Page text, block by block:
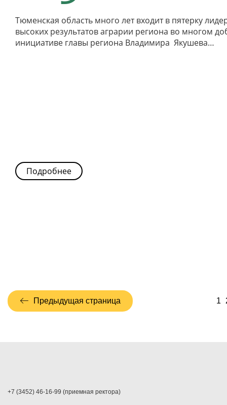
Тюменская область много лет входит в пятерку
высоких результатов аграрии региона во многом
инициативе главы региона Владимира Якушева…
Подробнее
Предыдущая страница 1
+7 (3452) 46-16-99 (приемная ректора)